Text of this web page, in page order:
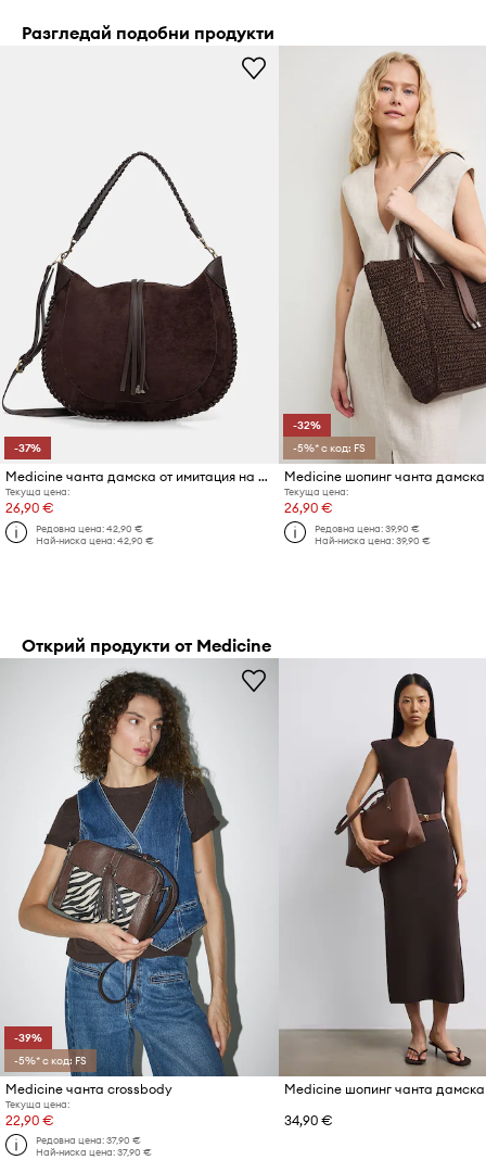
Разгледай подобни продукти
-37%
Medicine чанта дамска от имитация на велур
Текуща цена:
26,90 €
Редовна цена:42,90 €
Най-ниска цена:42,90 €
-32%
-5%* с код: FS
Текуща цена:
26,90 €
Редовна цена:39,90 €
Най-ниска цена:39,90 €
Открий продукти от Medicine
-39%
-5%* с код: FS
Medicine чанта crossbody
Текуща цена:
22,90 €
Редовна цена:37,90 €
Най-ниска цена:37,90 €
Medicine шопинг чанта дамска
34,90 €